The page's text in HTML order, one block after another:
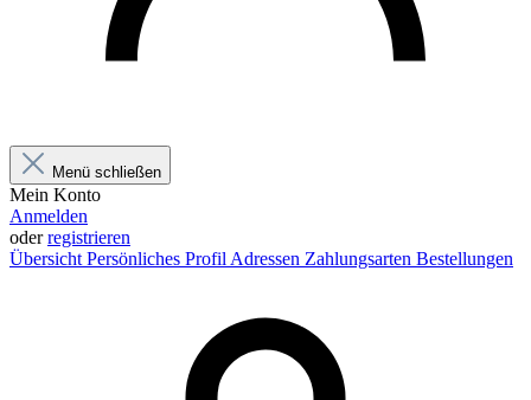
Menü schließen
Mein Konto
Anmelden
oderregistrieren
Übersicht Persönliches Profil Adressen Zahlungsarten Bestellungen